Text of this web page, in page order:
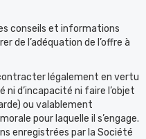
conseils et informations
de l’adéquation de l’offre à
légalement en vertu
ni d’incapacité ni faire l’objet
ou valablement
pour laquelle il s’engage.
enregistrées par la Société